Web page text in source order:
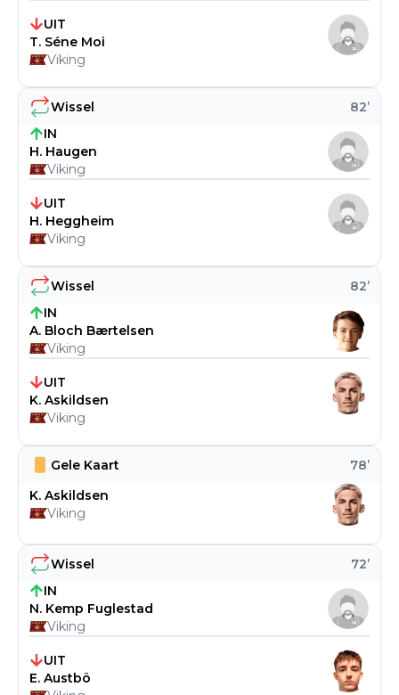
Wissel 72’
IN
N. Kemp Fuglestad
Viking
UIT
E. Austbö
Gele Kaart 78’
K. Askildsen
Viking
Wissel 82’
IN
A. Bloch Bærtelsen
Viking
UIT
K. Askildsen
Viking
Wissel 82’
IN
H. Haugen
Viking
UIT
H. Heggheim
Viking
UIT
T. Séne Moi
Viking